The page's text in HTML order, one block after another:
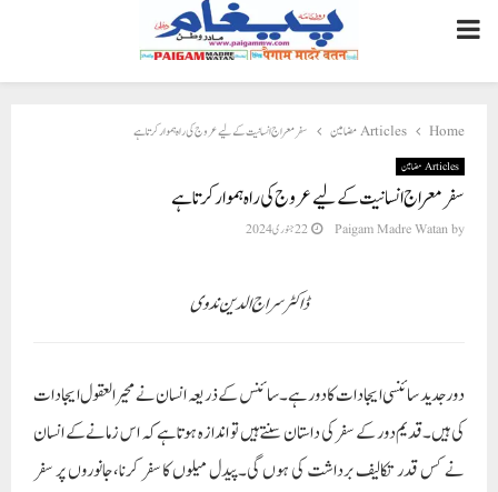
PRIMARY
MENU
Home Articles مضامین سفر معراج انسانیت کے لیے عروج کی راہ ہموار کرتا ہے
Articles مضامین
سفر معراج انسانیت کے لیے عروج کی راہ ہموار کرتا ہے
by
Paigam Madre Watan 22 جنوری 2024
ڈاکٹر سراج الدین ندوی
دور جدید سائنسی ایجادات کا دور ہے۔سائنس کے ذریعہ انسان نے محیرالعقول ایجادات
کی ہیں۔قدیم دور کے سفر کی داستان سنتے ہیں تو اندازہ ہوتاہے کہ اس زمانے کے انسان
نے کس قدر تکالیف برداشت کی ہوں گی۔پیدل میلوں کا سفر کرنا،جانوروں پر سفر